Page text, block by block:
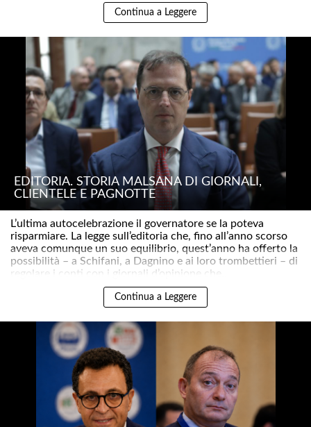
Continua a Leggere
EDITORIA. STORIA MALSANA DI GIORNALI,
CLIENTELE E PAGNOTTE
L’ultima autocelebrazione il governatore se la poteva
risparmiare. La legge sull’editoria che, fino all’anno scorso
aveva comunque un suo equilibrio, quest’anno ha offerto la
possibilità – a Schifani, a Dagnino e ai loro trombettieri – di
regolare i conti con i giornali d’opinione che..
Continua a Leggere